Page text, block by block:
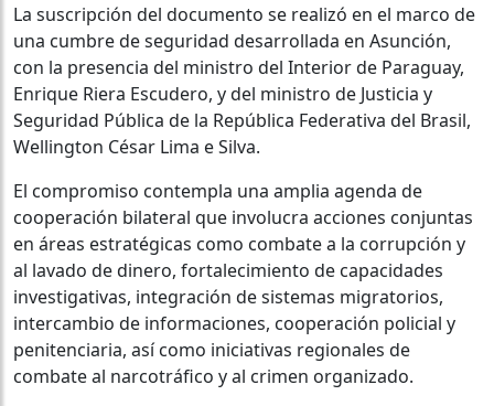
La suscripción del documento se realizó en el marco de
una cumbre de seguridad desarrollada en Asunción,
con la presencia del ministro del Interior de Paraguay,
Enrique Riera Escudero, y del ministro de Justicia y
Seguridad Pública de la República Federativa del Brasil,
Wellington César Lima e Silva.
El compromiso contempla una amplia agenda de
cooperación bilateral que involucra acciones conjuntas
en áreas estratégicas como combate a la corrupción y
al lavado de dinero, fortalecimiento de capacidades
investigativas, integración de sistemas migratorios,
intercambio de informaciones, cooperación policial y
penitenciaria, así como iniciativas regionales de
combate al narcotráfico y al crimen organizado.